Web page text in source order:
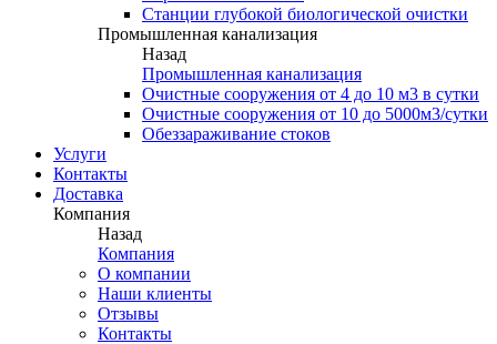
Станции глубокой биологической очистки
Промышленная канализация
Назад
Промышленная канализация
Очистные сооружения от 4 до 10 м3 в сутки
Очистные сооружения от 10 до 5000м3/сутки
Обеззараживание стоков
Услуги
Контакты
Доставка
Компания
Назад
Компания
О компании
Наши клиенты
Отзывы
Контакты